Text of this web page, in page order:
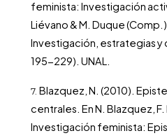
feminista: Investigación
Liévano & M. Duque
Investigación, estrategias
195-229). UNAL.
Blazquez, N. (2010).
centrales. En N. Blazquez,
Investigación feminista: